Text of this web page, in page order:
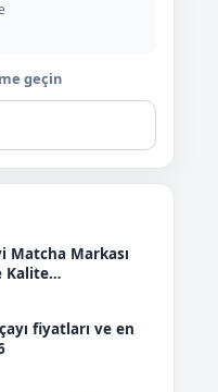
geçin
Matcha Markası
Kalite
fiyatları ve en